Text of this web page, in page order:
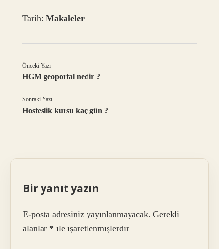
Tarih:Makaleler
Önceki Yazı
HGM geoportal nedir ?
Sonraki Yazı
Hosteslik kursu kaç gün ?
Bir yanıt yazın
E-posta adresiniz yayınlanmayacak. Gerekli
alanlar * ile işaretlenmişlerdir